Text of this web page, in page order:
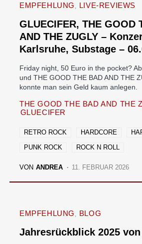
EMPFEHLUNG LIVE-REVIEWS
GLUECIFER, THE GOOD
AND THE ZUGLY –
Karlsruhe, Substage –
Friday night, 50 Euro in the pocket?
und THE GOOD THE BAD AND THE
konnte man sein Geld kaum anlegen.
THE GOOD THE BAD AND THE
GLUECIFER
RETRO ROCK HARDCORE
PUNK ROCK
ROCK N ROLL
VON ANDREA 11. FEBRUAR 2026
EMPFEHLUNG BLOG
Jahresrückblick 2025